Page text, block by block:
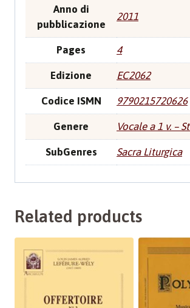
Anno di
pubblicazione
2011
Pages 4
Edizione EC2062
Codice ISMN 9790215720626
Genere Vocale a 1 v. –
SubGenres Sacra Liturgica
Related products